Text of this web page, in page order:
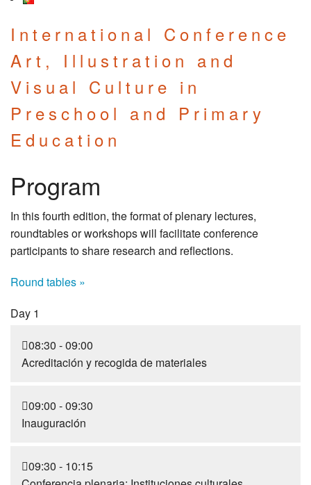
International Conference
Art, Illustration and
Visual Culture in
Preschool and Primary
Education
Program
In this fourth edition, the format of plenary lectures,
roundtables or workshops will facilitate conference
participants to share research and reflections.
Round tables »
Day 1
08:30 - 09:00
Acreditación y recogida de materiales
09:00 - 09:30
Inauguración
09:30 - 10:15